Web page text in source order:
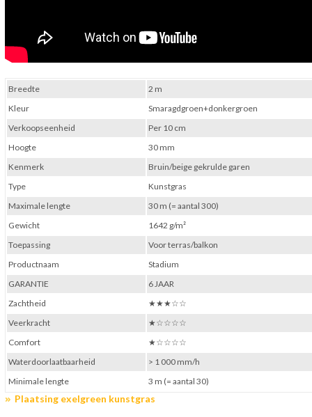
Plaatsing exelgreen kunstgras
Breedte
2 m
Kleur
Smaragdgroen+donkergroen
Verkoopseenheid
Per 10 cm
Hoogte
30 mm
Kenmerk
Bruin/beige gekrulde garen
Type
Kunstgras
Maximale lengte
30 m (= aantal 300)
Gewicht
1642 g/m²
Toepassing
Voor terras/balkon
Productnaam
Stadium
GARANTIE
6 JAAR
Zachtheid
★★★☆☆
Veerkracht
★☆☆☆☆
Comfort
★☆☆☆☆
Waterdoorlaatbaarheid
> 1 000 mm/h
Minimale lengte
3 m (= aantal 30)